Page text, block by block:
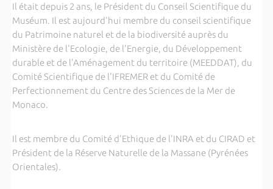
Il était depuis 2 ans, le Président du Conseil Scientifique du
Muséum. Il est aujourd'hui membre du conseil scientifique
du Patrimoine naturel et de la biodiversité auprès du
Ministère de l'Ecologie, de l'Energie, du Développement
durable et de l'Aménagement du territoire (MEEDDAT), du
Comité Scientifique de l'IFREMER et du Comité de
Perfectionnement du Centre des Sciences de la Mer de
Monaco.
Il est membre du Comité d'Ethique de l'INRA et du CIRAD et
Président de la Réserve Naturelle de la Massane (Pyrénées
Orientales).